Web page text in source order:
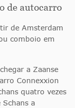
de autocarro
de Amsterdam
comboio em
a Zaanse
Connexxion
quatro vezes
a